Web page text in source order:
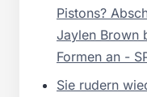
Pistons?
Jaylen Brown
Formen an -
Sie rudern